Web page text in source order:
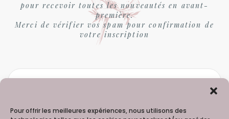
Pour offrir les meilleures expériences, nous utilisons des
pour recevoir toutes les nouveautés en avant-
première.
Merci de vérifier vos spam pour confirmation de
votre inscription